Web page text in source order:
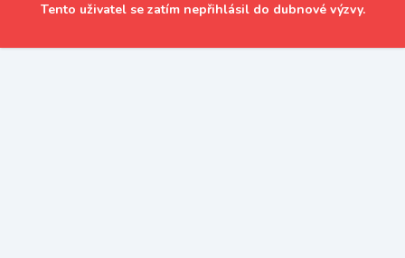
Tento uživatel se zatím nepřihlásil do dubnové výzvy.